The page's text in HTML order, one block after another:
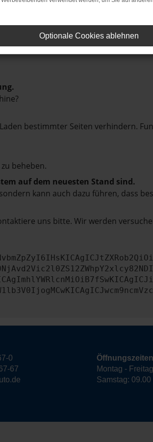
bestimmter Seiten verhindern.
beheben.
auf dem neuesten Stand sind.
kann auch dazu führen, dass
uns bitte. Wir werden
0
67
Montag -
Samstag:
Optionale Cookies ablehnen